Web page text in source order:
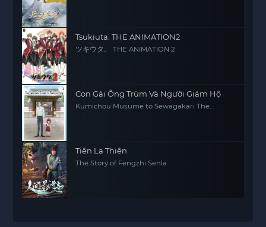
Tsukiuta. THE ANIMATION2
ツキウタ。 THE ANIMATION 2
Con Gái Ông Trùm Và Người Giám Hộ
Kumichou Musume to Sewagakari The
Tiên La Thiên
The Story of Fengzhi Senla